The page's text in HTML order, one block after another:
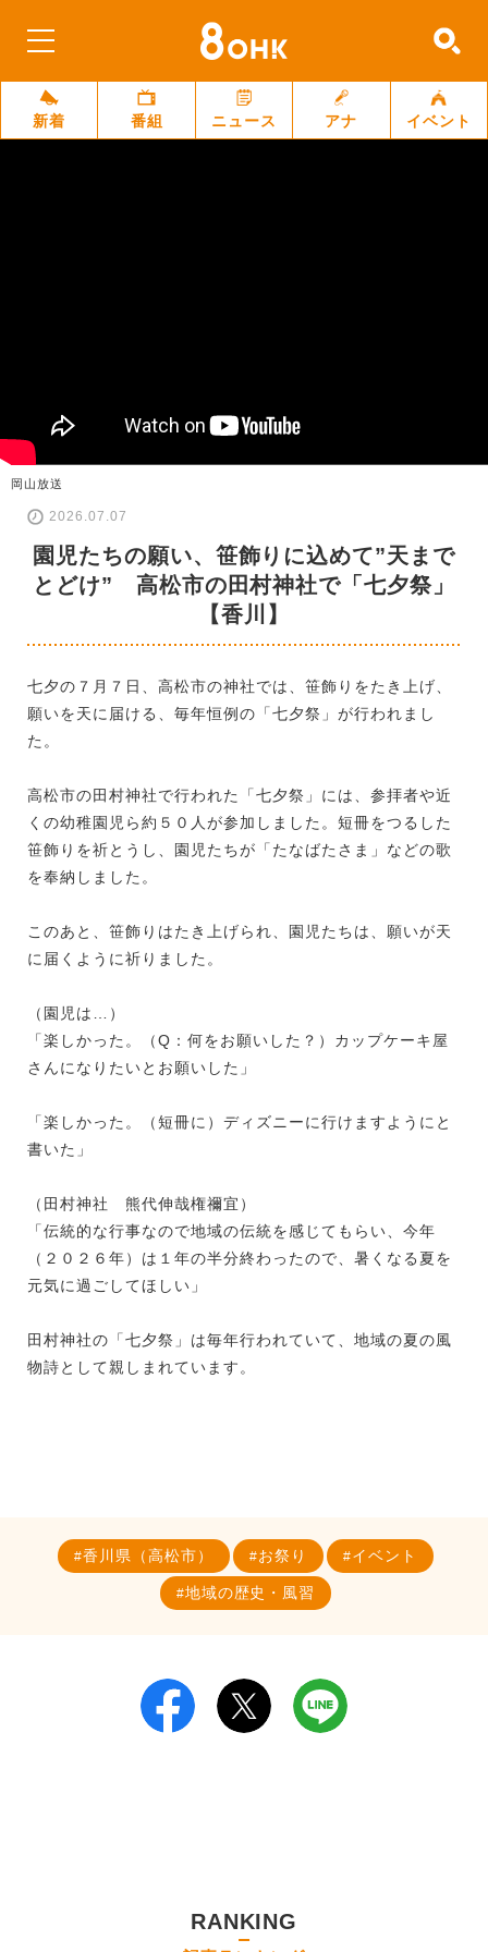
新着 番組 ニュース アナ イベント
岡山放送
2026.07.07
園児たちの願い、笹飾りに込めて”天まで
とどけ” 高松市の田村神社で「七夕祭」
【香川】
七夕の７月７日、高松市の神社では、笹飾りをたき上げ、
願いを天に届ける、毎年恒例の「七夕祭」が行われまし
た。
高松市の田村神社で行われた「七夕祭」には、参拝者や近
くの幼稚園児ら約５０人が参加しました。短冊をつるした
笹飾りを祈とうし、園児たちが「たなばたさま」などの歌
を奉納しました。
このあと、笹飾りはたき上げられ、園児たちは、願いが天
に届くように祈りました。
（園児は…）
「楽しかった。（Q：何をお願いした？）カップケーキ屋
さんになりたいとお願いした」
「楽しかった。（短冊に）ディズニーに行けますようにと
書いた」
（田村神社 熊代伸哉権禰宜）
「伝統的な行事なので地域の伝統を感じてもらい、今年
（２０２６年）は１年の半分終わったので、暑くなる夏を
元気に過ごしてほしい」
田村神社の「七夕祭」は毎年行われていて、地域の夏の風
物詩として親しまれています。
香川県（高松市） お祭り イベント
地域の歴史・風習
RANKING